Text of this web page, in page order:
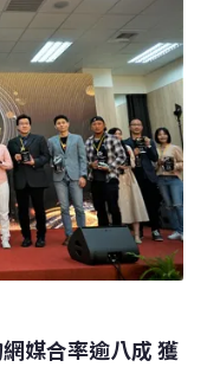
零碳排SEMI今（3
聯盟（SCC）為全
成之聯盟，成員未來
新、設定具體減碳
也將每年發布三大
始會員共65家，其中
圓、漢民科技、南
名企業，如超微
羅方
媒合率逾八成 獲